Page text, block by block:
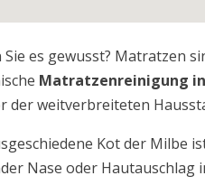
Sie es gewusst? Matratzen
Matratzenreinigung in
der weitverbreiteten
Kot der Milbe
Nase oder Hautauschlag